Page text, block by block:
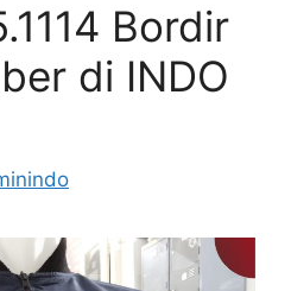
Bordir
di INDO